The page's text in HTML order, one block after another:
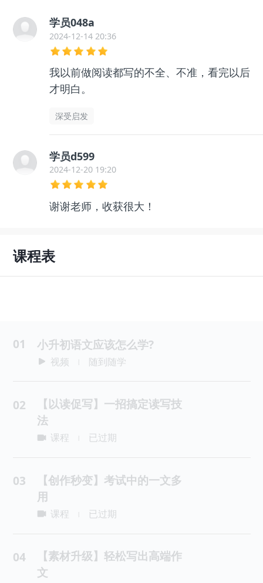
学员048a
2024-12-14 20:36
我以前做阅读都写的不全、不准，看完以后
才明白。
深受启发
学员d599
2024-12-20 19:20
谢谢老师，收获很大！
课程表
01 小升初语文应该怎么学?
视频 随到随学
02
【以读促写】一招搞定读写技
法
课程 已过期
03
【创作秒变】考试中的一文多
用
课程 已过期
04
【素材升级】轻松写出高端作
文